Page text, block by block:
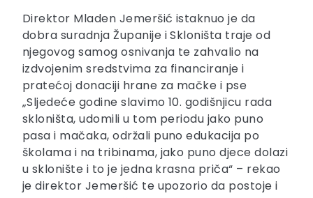
Direktor Mladen Jemeršić istaknuo je da
dobra suradnja Županije i Skloništa traje od
njegovog samog osnivanja te zahvalio na
izdvojenim sredstvima za financiranje i
pratećoj donaciji hrane za mačke i pse
„Sljedeće godine slavimo 10. godišnjicu rada
skloništa, udomili u tom periodu jako puno
pasa i mačaka, održali puno edukacija po
školama i na tribinama, jako puno djece dolazi
u sklonište i to je jedna krasna priča“ – rekao
je direktor Jemeršić te upozorio da postoje i